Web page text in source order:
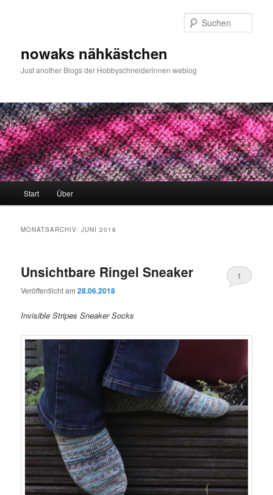
nowaks nähkästchen
Just another Blogs der Hobbyschneiderinnen weblog
Start Über
MONATSARCHIV:JUNI 2018
Unsichtbare Ringel Sneaker
Veröffentlicht am28.06.2018
1
Invisible Stripes Sneaker Socks